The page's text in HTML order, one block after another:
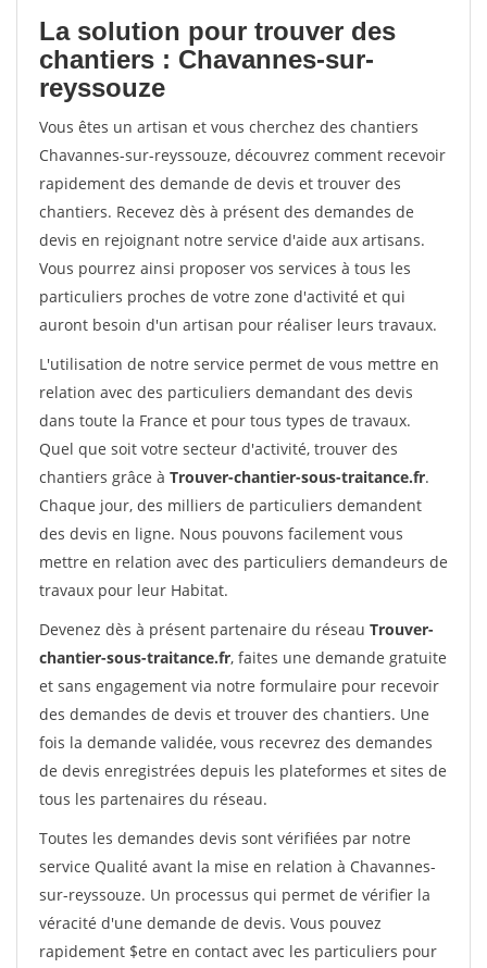
La solution pour trouver des
chantiers : Chavannes-sur-
reyssouze
Vous êtes un artisan et vous cherchez des chantiers
Chavannes-sur-reyssouze, découvrez comment recevoir
rapidement des demande de devis et trouver des
chantiers. Recevez dès à présent des demandes de
devis en rejoignant notre service d'aide aux artisans.
Vous pourrez ainsi proposer vos services à tous les
particuliers proches de votre zone d'activité et qui
auront besoin d'un artisan pour réaliser leurs travaux.
L'utilisation de notre service permet de vous mettre en
relation avec des particuliers demandant des devis
dans toute la France et pour tous types de travaux.
Quel que soit votre secteur d'activité, trouver des
chantiers grâce à Trouver-chantier-sous-traitance.fr.
Chaque jour, des milliers de particuliers demandent
des devis en ligne. Nous pouvons facilement vous
mettre en relation avec des particuliers demandeurs de
travaux pour leur Habitat.
Devenez dès à présent partenaire du réseau Trouver-
chantier-sous-traitance.fr, faites une demande gratuite
et sans engagement via notre formulaire pour recevoir
des demandes de devis et trouver des chantiers. Une
fois la demande validée, vous recevrez des demandes
de devis enregistrées depuis les plateformes et sites de
tous les partenaires du réseau.
Toutes les demandes devis sont vérifiées par notre
service Qualité avant la mise en relation à Chavannes-
sur-reyssouze. Un processus qui permet de vérifier la
véracité d'une demande de devis. Vous pouvez
rapidement $etre en contact avec les particuliers pour